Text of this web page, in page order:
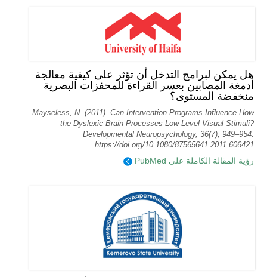
هل يمكن لبرامج التدخل أن تؤثر على كيفية معالجة
أدمغة المصابين بعسر القراءة للمحفزات البصرية
منخفضة المستوى؟
Mayseless, N. (2011). Can Intervention Programs Influence How
the Dyslexic Brain Processes Low-Level Visual Stimuli?
Developmental Neuropsychology, 36(7), 949–954.
https://doi.org/10.1080/87565641.2011.606421
رؤية المقالة الكاملة على PubMed